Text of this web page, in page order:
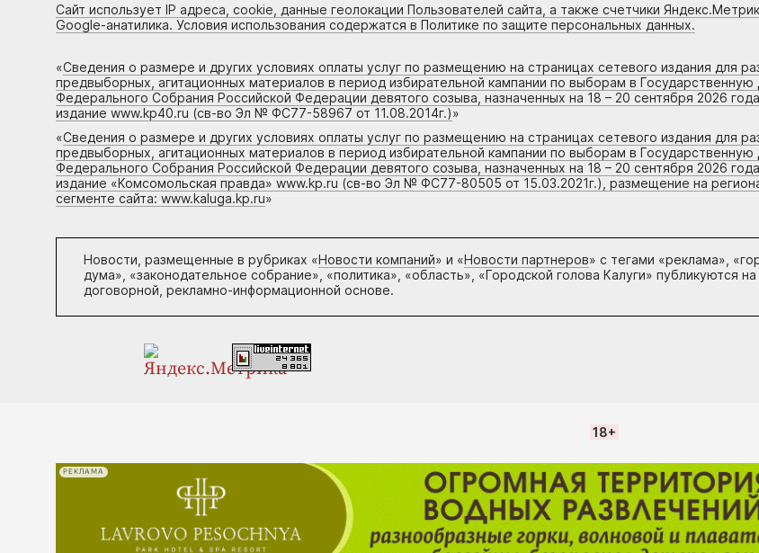
Сайт использует IP адреса, cookie, данные геолокации Пользователей сайта, а также счетчики
Google-анатилика. Условия использования содержатся в Политике по защите персональных данных.
«Сведения о размере и других условиях оплаты услуг по размещению на страницах сетевого издания для
предвыборных, агитационных материалов в период избирательной кампании по выборам в
Федерального Собрания Российской Федерации девятого созыва, назначенных на 18 – 20 сентября 2026
издание www.kp40.ru (св-во Эл № ФС77-58967 от 11.08.2014г.)»
«Сведения о размере и других условиях оплаты услуг по размещению на страницах сетевого издания для
предвыборных, агитационных материалов в период избирательной кампании по выборам в
Федерального Собрания Российской Федерации девятого созыва, назначенных на 18 – 20 сентября 2026
издание «Комсомольская правда» www.kp.ru (св-во Эл № ФС77-80505 от 15.03.2021г.), размещение на
сегменте сайта: www.kaluga.kp.ru»
Новости, размещенные в рубриках «Новости компаний» и «Новости партнеров» с тегами «реклама»,
дума», «законодательное собрание», «политика», «область», «Городской голова Калуги» публикуются на
договорной, рекламно-информационной основе.
18+
РЕКЛАМА